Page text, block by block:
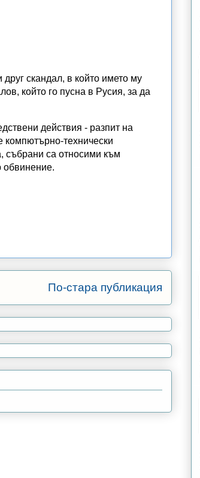
скандал, в който името му
който го пусна в Русия, за да
действия - разпит на
компютърно-технически
събрани са относими към
обвинение.
По-стара публикация